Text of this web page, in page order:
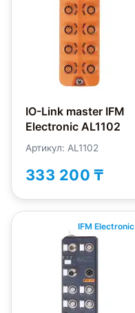
IO-Link master IFM
Electronic AL1102
Артикул: AL1102
333 200 ₸
IFM Electronic